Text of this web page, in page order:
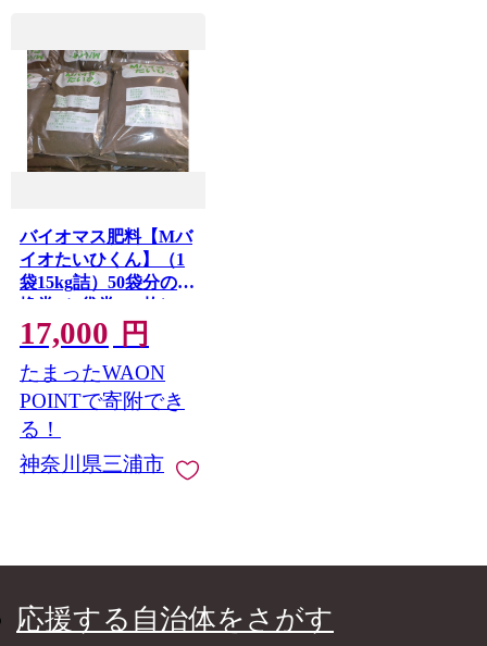
バイオマス肥料【Mバ
イオたいひくん】（1
袋15kg詰）50袋分の引
換券（5袋券×10枚）
M085-001-02
17,000 円
たまったWAON
POINTで寄附でき
る！
神奈川県三浦市
応援する自治体をさがす